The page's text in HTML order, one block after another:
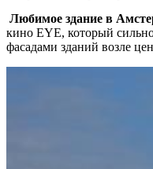
Любимое здание в
кино EYE, который
фасадами зданий возле